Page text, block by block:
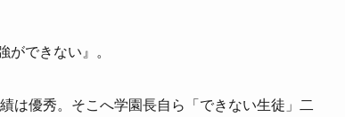
できない』。
は優秀。そこへ学園長自ら「できない生徒」二